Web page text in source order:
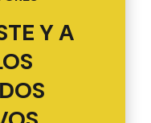
Y A